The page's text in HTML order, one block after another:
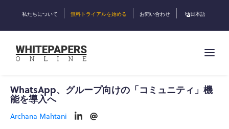
私たちについて 無料トライアルを始める お問い合わせ 日本語
WhatsApp、グループ向けの「コミュニティ」機
能を導入へ
Archana Mahtani